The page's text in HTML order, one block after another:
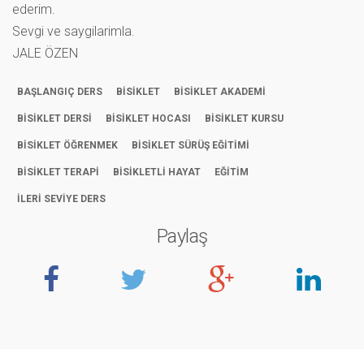
ederim.
Sevgi ve saygilarimla.
JALE ÖZEN
BAŞLANGIÇ DERS BİSİKLET BİSİKLET AKADEMİ
BİSİKLET DERSİ BİSİKLET HOCASI BİSİKLET KURSU
BİSİKLET ÖĞRENMEK BİSİKLET SÜRÜŞ EĞİTİMİ
BİSİKLET TERAPİ BİSİKLETLİ HAYAT EĞİTİM
İLERİ SEVİYE DERS
Paylaş